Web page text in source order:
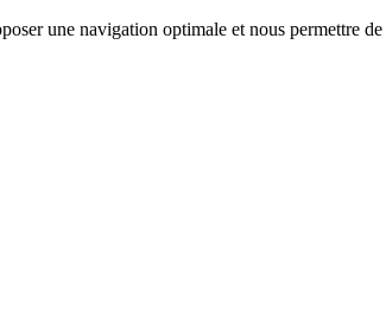
une navigation optimale et nous permettre de